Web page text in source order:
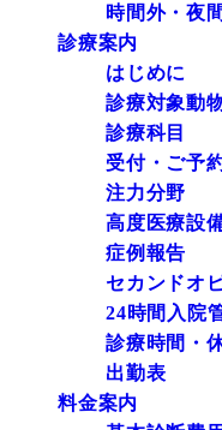
時間外・夜
診療案内
はじめに
診療対象動
診療科目
受付・ご予
注力分野
高度医療設
症例報告
セカンドオ
24時間入院
診療時間・
出勤表
料金案内